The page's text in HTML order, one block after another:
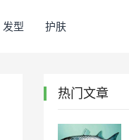
发型 护肤
热门文章